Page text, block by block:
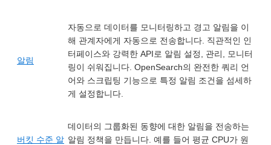
알림
자동으로 데이터를 모니터링하고 경고 알림을 이
해 관계자에게 자동으로 전송합니다. 직관적인 인
터페이스와 강력한 API로 알림 설정, 관리, 모니터
링이 쉬워집니다. OpenSearch의 완전한 쿼리 언
어와 스크립팅 기능으로 특정 알림 조건을 섬세하
게 설정합니다.
버킷 수준 알
데이터의 그룹화된 동향에 대한 알림을 전송하는
알림 정책을 만듭니다. 예를 들어 평균 CPU가 원